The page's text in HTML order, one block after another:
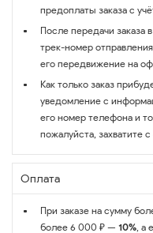
предоплаты заказа с
После передачи
трек-номер
его передвижение на
Как только заказ
уведомление с
его номер телефона и
пожалуйста, захватите
Оплата
При заказе на сумму
более 6 000 ₽ — 10%, а